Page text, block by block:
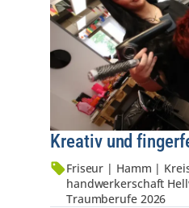
Kreativ und
Friseur | Hamm |
hand­werker­schaft
Traumberufe 2026